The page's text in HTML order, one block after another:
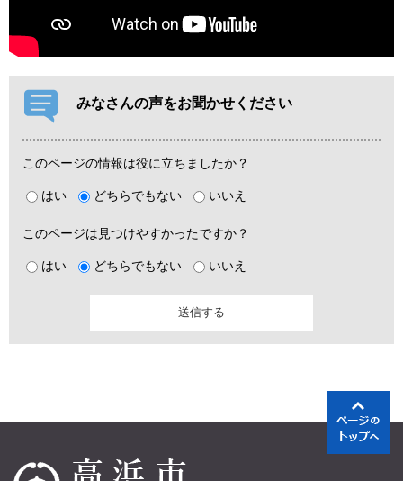
みなさんの声をお聞かせください
このページの情報は役に立ちましたか？
はい どちらでもない いいえ
このページは見つけやすかったですか？
はい どちらでもない いいえ